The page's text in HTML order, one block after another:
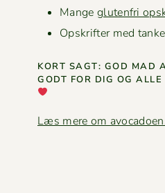
Mange gluten­fri
Opskrifter med
KORT SAGT: GOD MAD
GODT FOR DIG OG
Læs mere om